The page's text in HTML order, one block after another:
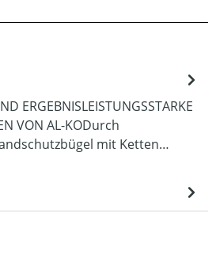
ERGEBNISLEISTUNGSSTARKE
VON AL-KODurch
mit Ketten…